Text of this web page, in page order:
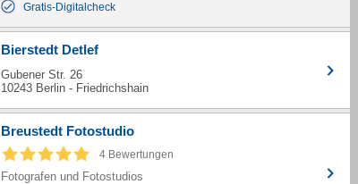
Gratis-Digitalcheck
Bierstedt Detlef
Gubener Str. 26
10243 Berlin - Friedrichshain
Breustedt Fotostudio
4 Bewertungen
Fotografen und Fotostudios